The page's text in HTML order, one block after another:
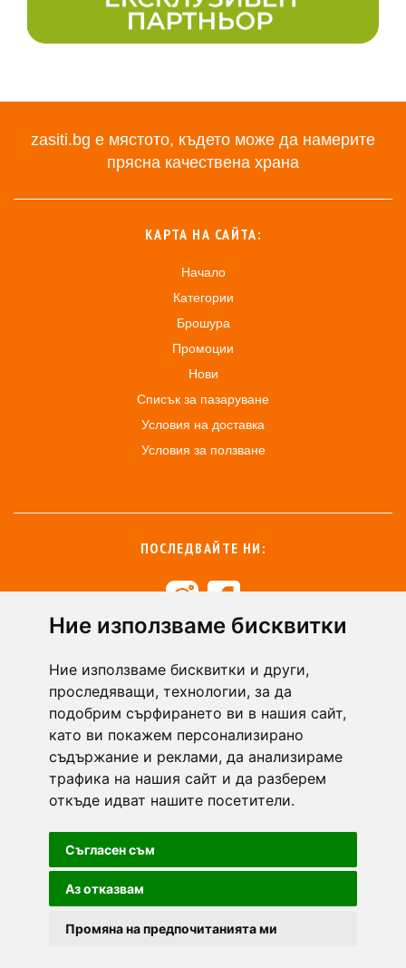
Ние използваме бисквитки
Ние използваме бисквитки и други,
проследяващи, технологии, за да
подобрим сърфирането ви в нашия сайт,
като ви покажем персонализирано
съдържание и реклами, да анализираме
трафика на нашия сайт и да разберем
откъде идват нашите посетители.
Съгласен съм
Аз отказвам
Промяна на предпочитанията ми
zasiti.bg е мястото, където може да намерите
прясна качествена храна
КАРТА НА САЙТА:
Начало
Категории
Брошура
Промоции
Нови
Списък за пазаруване
Условия на доставка
Условия за ползване
ПОСЛЕДВАЙТЕ НИ:
+359 894 49 0144
support@zasiti.bg
Zasiti.bg - всички права запазени.